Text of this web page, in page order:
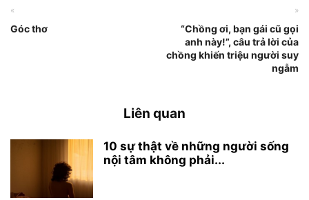
«
Góc thơ
»
“Chồng ơi, bạn gái cũ gọi
anh này!”, câu trả lời của
chồng khiến triệu người suy
ngẫm
Liên quan
10 sự thật về những người sống
nội tâm không phải...